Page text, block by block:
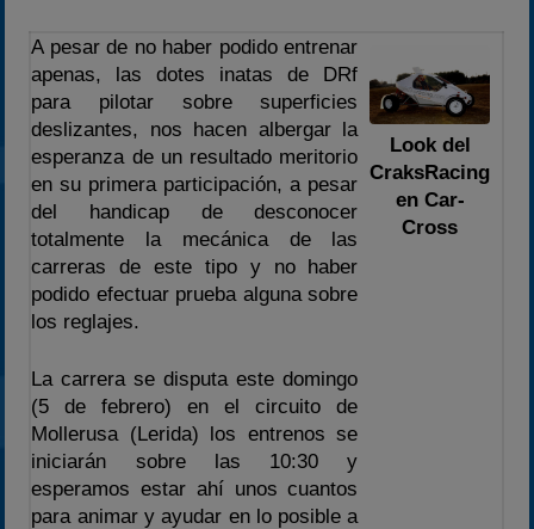
2025
Estadísticas
Preguntas Frecuentes
A pesar de no haber podido entrenar
apenas, las dotes inatas de DRf
para pilotar sobre superficies
deslizantes, nos hacen albergar la
esperanza de un resultado meritorio
en su primera participación, a pesar
del handicap de desconocer
totalmente la mecánica de las
carreras de este tipo y no haber
podido efectuar prueba alguna sobre
los reglajes.
La carrera se disputa este domingo
(5 de febrero) en el circuito de
Mollerusa (Lerida) los entrenos se
iniciarán sobre las 10:30 y
esperamos estar ahí unos cuantos
para animar y ayudar en lo posible a
Look del
CraksRacing
en Car-
Cross